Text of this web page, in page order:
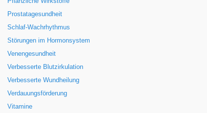
Prostatagesundheit
Schlaf-Wachrhythmus
Störungen im Hormonsystem
Venengesundheit
Verbesserte Blutzirkulation
Verbesserte Wundheilung
Verdauungsförderung
Vitamine